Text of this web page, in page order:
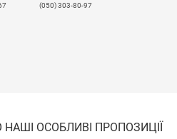
(050) 303-80-97
ОСОБЛИВІ ПРОПОЗИЦІЇ